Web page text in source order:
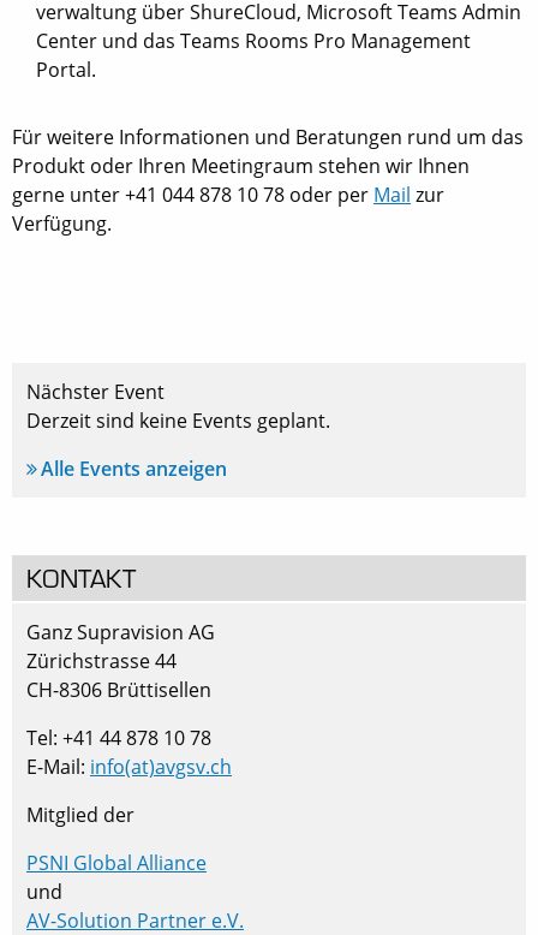
Nächster Event
Derzeit sind keine Events geplant.
Alle Events anzeigen
verwaltung über ShureCloud, Microsoft Teams Admin
Center und das Teams Rooms Pro Management
Portal.
Für weitere Informationen und Beratungen rund um das
Produkt oder Ihren Meetingraum stehen wir Ihnen
gerne unter +41 044 878 10 78 oder per Mail zur
Verfügung.
KONTAKT
Ganz Supravision AG
Zürichstrasse 44
CH-8306 Brüttisellen
Tel: +41 44 878 10 78
E-Mail: info(at)avgsv.ch
Mitglied der
PSNI Global Alliance
und
AV-Solution Partner e.V.